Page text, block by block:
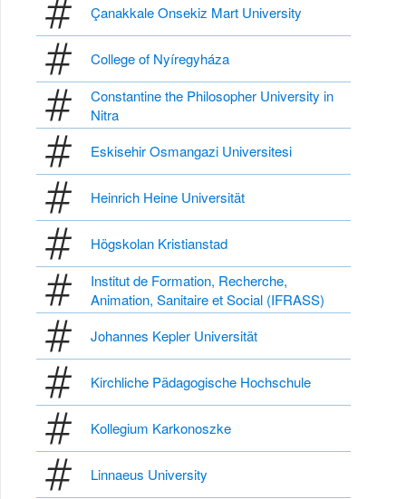
Çanakkale Onsekiz Mart University
College of Nyíregyháza
Constantine the Philosopher University in
Nitra
Eskisehir Osmangazi Universitesi
Heinrich Heine Universität
Högskolan Kristianstad
Institut de Formation, Recherche,
Animation, Sanitaire et Social (IFRASS)
Johannes Kepler Universität
Kirchliche Pädagogische Hochschule
Kollegium Karkonoszke
Linnaeus University